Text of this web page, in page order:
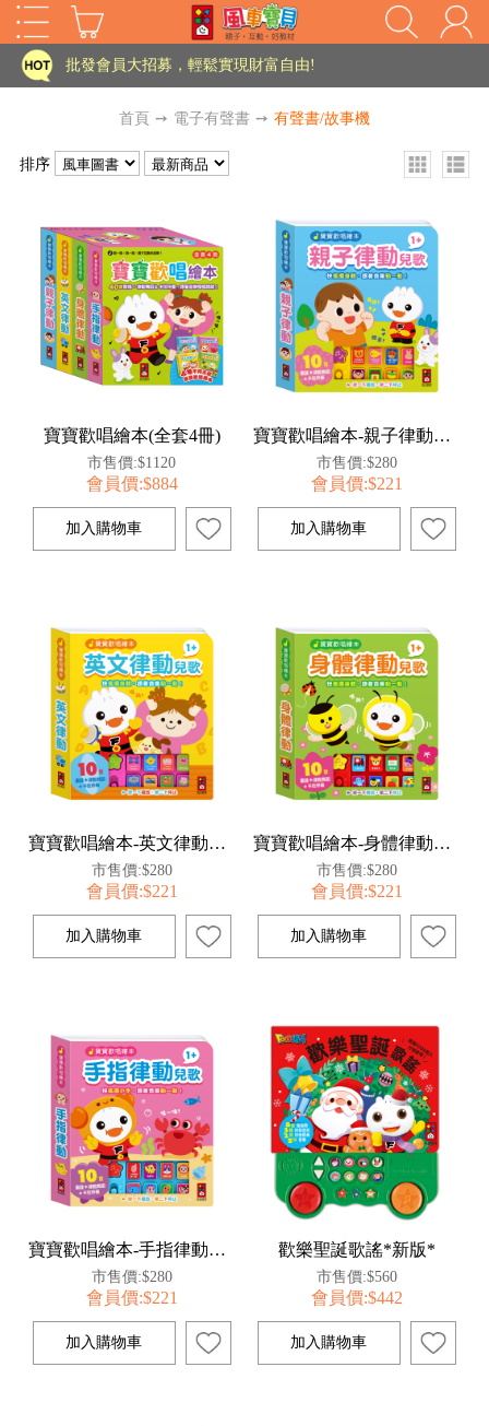
HOT
家長樂了!「風車書版集團暨FOOD超人企業總部」目前正興建中!
批發會員大招募，輕鬆實現財富自由!
老師您好!!幼教會員火熱招募中~
家長樂了!「風車書版集團暨FOOD超人企業總部」目前正興建中!
批發會員大招募，輕鬆實現財富自由!
老師您好!!幼教會員火熱招募中~
首頁 ➙ 電子有聲書 ➙ 有聲書/故事機
排序
寶寶歡唱繪本(全套4冊)
市售價:$1120
會員價:$884
寶寶歡唱繪本-親子律動兒歌
市售價:$280
會員價:$221
寶寶歡唱繪本-英文律動兒歌
市售價:$280
會員價:$221
寶寶歡唱繪本-身體律動兒歌
市售價:$280
會員價:$221
寶寶歡唱繪本-手指律動兒歌
市售價:$280
會員價:$221
歡樂聖誕歌謠*新版*
市售價:$560
會員價:$442